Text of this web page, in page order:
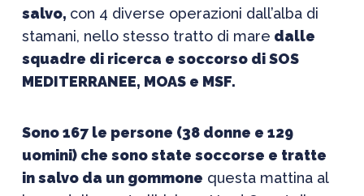
salvo, con 4 diverse operazioni dall’alba di
stamani, nello stesso tratto di mare dalle
squadre di ricerca e soccorso di SOS
MEDITERRANEE, MOAS e MSF.
Sono 167 le persone (38 donne e 129
uomini) che sono state soccorse e tratte
in salvo da un gommone questa mattina al